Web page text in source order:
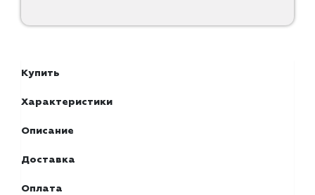
Купить
Характеристики
Описание
Доставка
Оплата